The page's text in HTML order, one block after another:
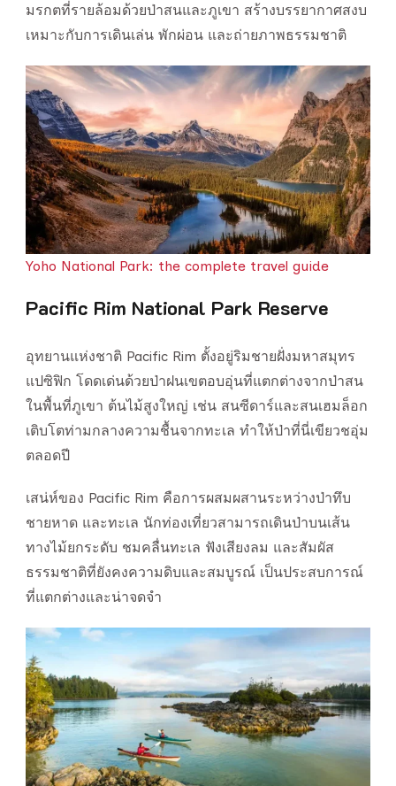
มรกตที่รายล้อมด้วยป่าสนและภูเขา สร้างบรรยากาศสงบ
เหมาะกับการเดินเล่น พักผ่อน และถ่ายภาพธรรมชาติ
Yoho National Park: the complete travel guide
Pacific Rim National Park Reserve
อุทยานแห่งชาติ Pacific Rim ตั้งอยู่ริมชายฝั่งมหาสมุทร
แปซิฟิก โดดเด่นด้วยป่าฝนเขตอบอุ่นที่แตกต่างจากป่าสน
ในพื้นที่ภูเขา ต้นไม้สูงใหญ่ เช่น สนซีดาร์และสนเฮมล็อก
เติบโตท่ามกลางความชื้นจากทะเล ทำให้ป่าที่นี่เขียวชอุ่ม
ตลอดปี
เสน่ห์ของ Pacific Rim คือการผสมผสานระหว่างป่าทึบ
ชายหาด และทะเล นักท่องเที่ยวสามารถเดินป่าบนเส้น
ทางไม้ยกระดับ ชมคลื่นทะเล ฟังเสียงลม และสัมผัส
ธรรมชาติที่ยังคงความดิบและสมบูรณ์ เป็นประสบการณ์
ที่แตกต่างและน่าจดจำ